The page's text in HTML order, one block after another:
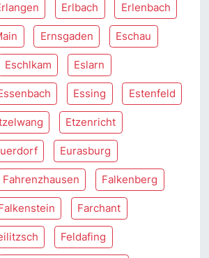
Erlbach Erlenbach
Ernsgaden Eschau
Eschlkam Eslarn
Essing Estenfeld
Etzenricht
Eurasburg
Fahrenzhausen Falkenberg
Farchant
Feldafing